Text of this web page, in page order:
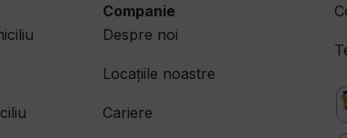
Companie
Despre noi
Locațiile noastre
Cariere